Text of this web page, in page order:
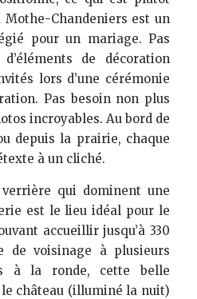
Mothe-Chandeniers est un
pour un mariage. Pas
de décoration
lors d’une cérémonie
Pas besoin non plus
incroyables. Au bord de
depuis la prairie, chaque
à un cliché.
qui dominent une
est le lieu idéal pour le
accueillir jusqu’à 330
de voisinage à plusieurs
à la ronde, cette belle
château (illuminé la nuit)